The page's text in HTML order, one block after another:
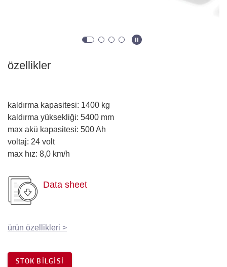
özellikler
kaldırma kapasitesi: 1400 kg
kaldırma yüksekliği: 5400 mm
max akü kapasitesi: 500Ah
voltaj: 24 volt
max hız: 8,0 km/h
Data sheet
ürün özellikleri >
STOK BILGISI